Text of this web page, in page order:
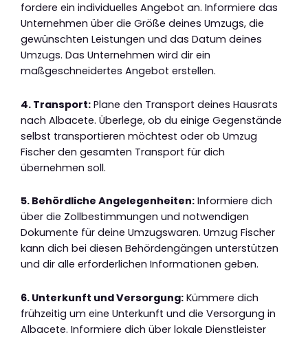
fordere ein individuelles Angebot an. Informiere das
Unternehmen über die Größe deines Umzugs, die
gewünschten Leistungen und das Datum deines
Umzugs. Das Unternehmen wird dir ein
maßgeschneidertes Angebot erstellen.
4. Transport: Plane den Transport deines Hausrats
nach Albacete. Überlege, ob du einige Gegenstände
selbst transportieren möchtest oder ob Umzug
Fischer den gesamten Transport für dich
übernehmen soll.
5. Behördliche Angelegenheiten: Informiere dich
über die Zollbestimmungen und notwendigen
Dokumente für deine Umzugswaren. Umzug Fischer
kann dich bei diesen Behördengängen unterstützen
und dir alle erforderlichen Informationen geben.
6. Unterkunft und Versorgung: Kümmere dich
frühzeitig um eine Unterkunft und die Versorgung in
Albacete. Informiere dich über lokale Dienstleister